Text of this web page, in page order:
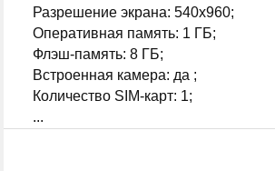
Разрешение экрана: 540x960;
Оперативная память: 1 ГБ;
Флэш-память: 8 ГБ;
Встроенная камера: да ;
Количество SIM-карт: 1;
...